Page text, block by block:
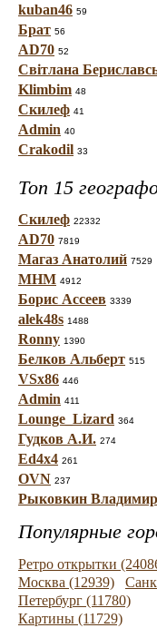
kuban46 59
Брат 56
AD70 52
Світлана
Klimbim 48
Скилеф 41
Admin 40
Crakodil 33
Топ 15
Скилеф 22332
AD70 7819
Магаз Анатолий 7529
МНМ 4912
Борис Ассеев 3339
alek48s 1488
Ronny 1390
Белков Альберт 515
VSx86 446
Admin 411
Lounge_Lizard 364
Гудков А.И. 274
Ed4x4 261
OVN 237
Рыковкин Владимир
Популярные
Ретро открытки
Москва (12939)
Петербург (11780)
Картины (11729)